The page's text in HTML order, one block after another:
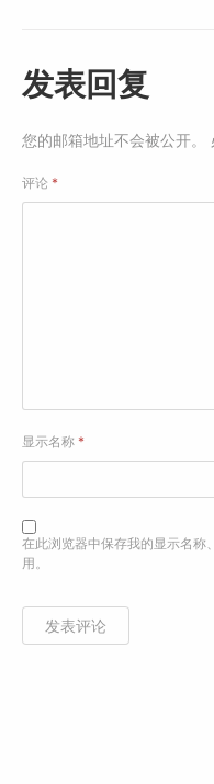
发表回复
您的邮箱地址不会被公开。
评论 *
显示名称 *
在此浏览器中保存我的显示名称
用。